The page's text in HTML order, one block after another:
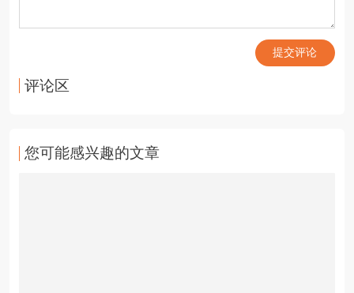
提交评论
评论区
您可能感兴趣的文章